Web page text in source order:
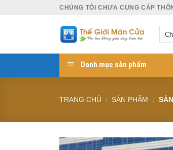
CHÚNG TÔI CHƯA CUNG CẤP
Danh mục sản phẩm
TRANG CHỦ / SẢN PHẨM /